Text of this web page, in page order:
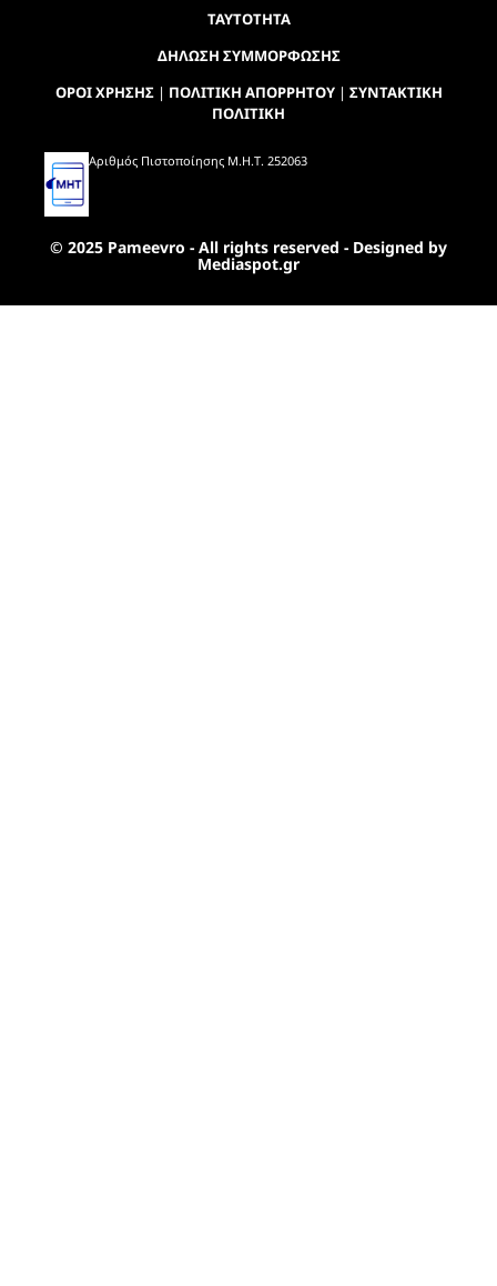
ΤΑΥΤΟΤΗΤΑ
ΔΗΛΩΣΗ ΣΥΜΜΟΡΦΩΣΗΣ
ΟΡΟΙ ΧΡΗΣΗΣ| ΠΟΛΙΤΙΚΗ ΑΠΟΡΡΗΤΟΥ| ΣΥΝΤΑΚΤΙΚΗ
ΠΟΛΙΤΙΚΗ
Αριθμός Πιστοποίησης Μ.Η.Τ. 252063
© 2025 Pameevro - All rights reserved - Designed by
Mediaspot.gr